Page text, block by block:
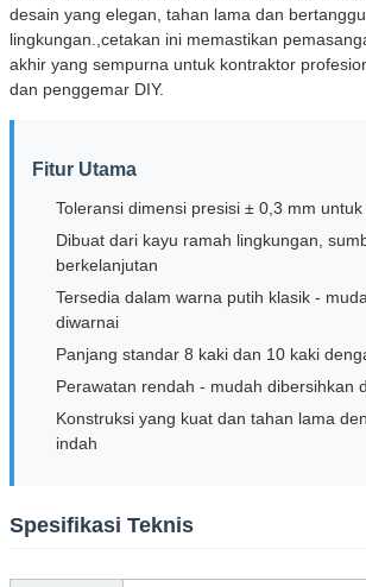
desain yang elegan, tahan lama dan
lingkungan.,cetakan ini memastikan
akhir yang sempurna untuk kontraktor
dan penggemar DIY.
Fitur Utama
Toleransi dimensi presisi ± 0,3 mm
Dibuat dari kayu ramah lingkungan,
berkelanjutan
Tersedia dalam warna putih klasik -
diwarnai
Panjang standar 8 kaki dan 10 kaki
Perawatan rendah - mudah dibersihkan
Konstruksi yang kuat dan tahan lama
indah
Spesifikasi Teknis